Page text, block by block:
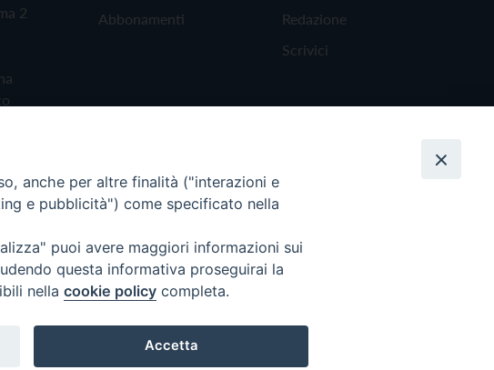
2
Abbonamenti
Redazione
Scrivici
anche per altre finalità ("interazioni e
e pubblicità") come specificato nella
puoi avere maggiori informazioni sui
questa informativa proseguirai la
nella cookie policy completa.
Accetta